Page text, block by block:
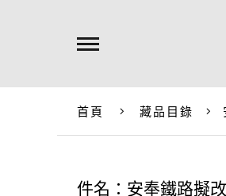
首頁 藏品目錄
件名：安奉鐵路擬